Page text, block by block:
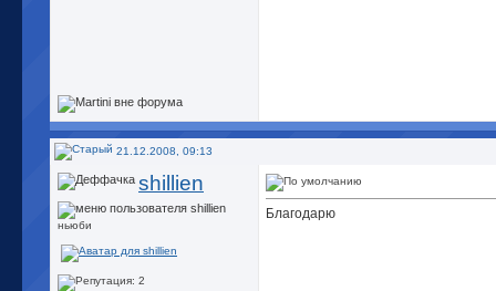
21.12.2008, 09:13
shillien
ньюби
Благодарю